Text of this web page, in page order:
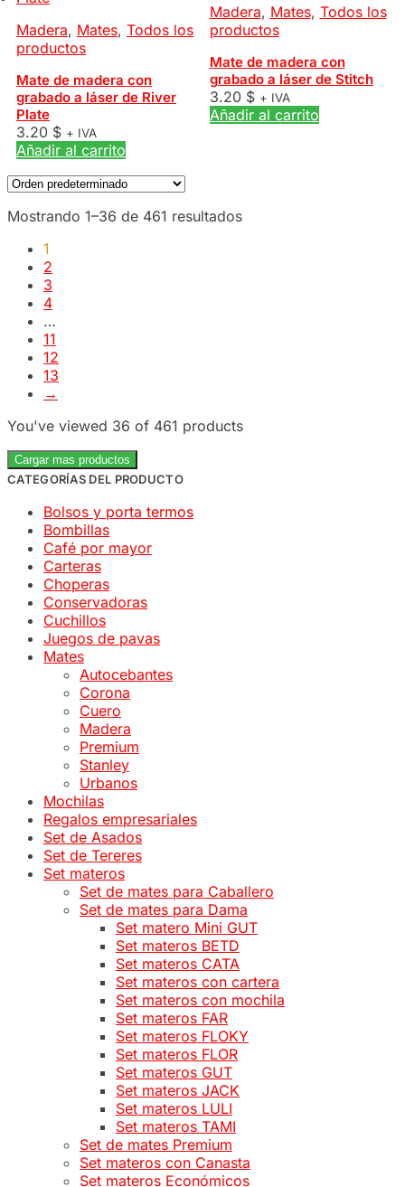
Madera, Mates, Todos los
productos
Mate de madera con
grabado a láser de River
Plate
3.20 $ + IVA
Añadir al carrito
Madera, Mates, Todos los
productos
Mate de madera con
grabado a láser de Stitch
3.20 $ + IVA
Añadir al carrito
Mostrando 1–36 de 461 resultados
1
2
3
4
…
11
12
13
→
You've viewed 36 of 461 products
Cargar mas productos
CATEGORÍAS DEL PRODUCTO
Bolsos y porta termos
Bombillas
Café por mayor
Carteras
Choperas
Conservadoras
Cuchillos
Juegos de pavas
Mates
Autocebantes
Corona
Cuero
Madera
Premium
Stanley
Urbanos
Mochilas
Regalos empresariales
Set de Asados
Set de Tereres
Set materos
Set de mates para Caballero
Set de mates para Dama
Set matero Mini GUT
Set materos BETD
Set materos CATA
Set materos con cartera
Set materos con mochila
Set materos FAR
Set materos FLOKY
Set materos FLOR
Set materos GUT
Set materos JACK
Set materos LULI
Set materos TAMI
Set de mates Premium
Set materos con Canasta
Set materos Económicos